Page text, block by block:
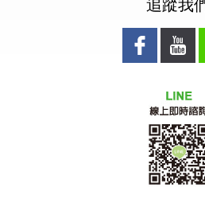
追蹤我